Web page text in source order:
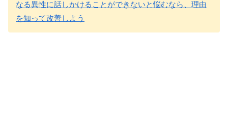
なる異性に話しかけることができないと悩むなら、理由
を知って改善しよう